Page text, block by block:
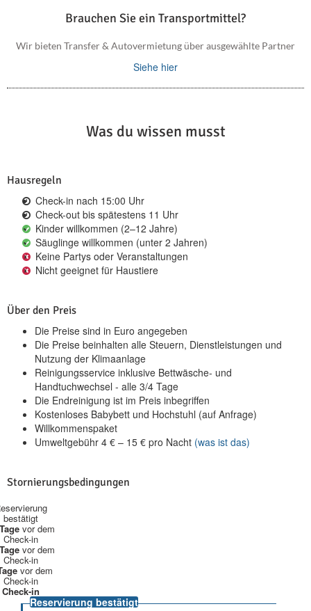
Brauchen Sie ein Transportmittel?
Wir bieten Transfer & Autovermietung über ausgewählte Partner
Siehe hier
Was du wissen musst
Hausregeln
Check-in nach 15:00 Uhr
Check-out bis spätestens 11 Uhr
Kinder willkommen (2–12 Jahre)
Säuglinge willkommen (unter 2 Jahren)
Keine Partys oder Veranstaltungen
Nicht geeignet für Haustiere
Über den Preis
Die Preise sind in Euro angegeben
Die Preise beinhalten alle Steuern, Dienstleistungen und
Nutzung der Klimaanlage
Reinigungsservice inklusive Bettwäsche- und
Handtuchwechsel - alle 3/4 Tage
Die Endreinigung ist im Preis inbegriffen
Kostenloses Babybett und Hochstuhl (auf Anfrage)
Willkommenspaket
Umweltgebühr 4 € – 15 € pro Nacht (was ist das)
Stornierungsbedingungen
bestätigt
vor dem
Check-in
vor dem
Check-in
vor dem
Check-in
Check-in
Reservierung bestätigt